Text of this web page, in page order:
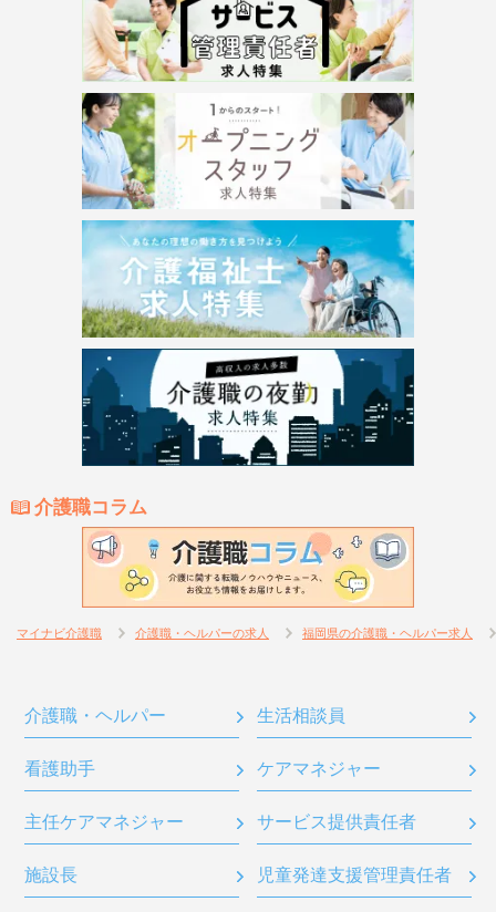
介護職コラム
マイナビ介護職 介護職・ヘルパーの求人 福岡県の介護職・ヘルパー求人
介護職・ヘルパー 生活相談員
看護助手 ケアマネジャー
主任ケアマネジャー サービス提供責任者
施設長 児童発達支援管理責任者